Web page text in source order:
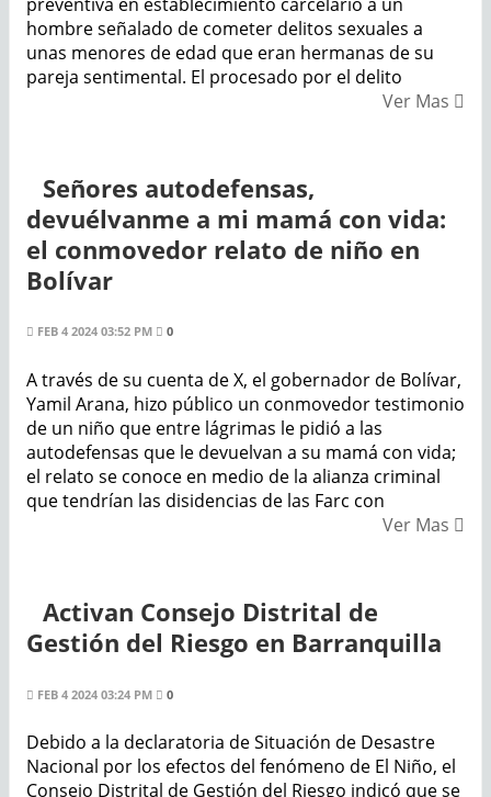
hombre señalado de cometer delitos sexuales a
unas menores de edad que eran hermanas de su
pareja sentimental. El procesado por el delito
Ver Mas
Señores autodefensas,
devuélvanme a mi mamá con vida:
el conmovedor relato de niño en
Bolívar
FEB 4 2024 03:52 PM 0
A través de su cuenta de X, el gobernador de Bolívar,
Yamil Arana, hizo público un conmovedor testimonio
de un niño que entre lágrimas le pidió a las
autodefensas que le devuelvan a su mamá con vida;
el relato se conoce en medio de la alianza criminal
que tendrían las disidencias de las Farc con
Ver Mas
Activan Consejo Distrital de
Gestión del Riesgo en Barranquilla
FEB 4 2024 03:24 PM 0
Debido a la declaratoria de Situación de Desastre
Nacional por los efectos del fenómeno de El Niño, el
Consejo Distrital de Gestión del Riesgo indicó que se